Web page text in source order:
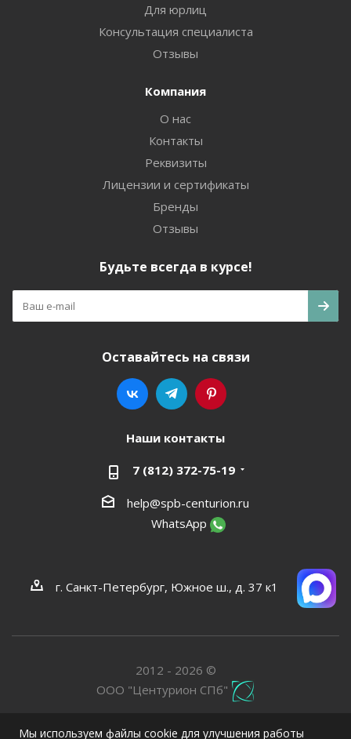
Для юрлиц
Консультация специалиста
Отзывы
Компания
О нас
Контакты
Реквизиты
Лицензии и сертификаты
Бренды
Отзывы
Будьте всегда в курсе!
Оставайтесь на связи
Наши контакты
7 (812) 372-75-19
help@spb-centurion.ru
WhatsApp
г. Санкт-Петербург, Южное ш., д. 37 к1
2012 - 2026 ©
ООО "Центурион СПб"
Мы используем файлы cookie для улучшения работы